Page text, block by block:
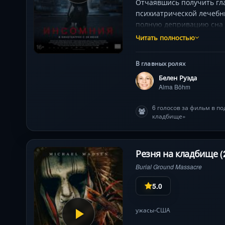
Отчаявшись получить
психиатрической
полную депривацию сна
мрачные тайны
Читать полностью
В главных ролях
Белен Руэда
Alma Böhm
6 голосов за фильм в
кладбище»
Резня на кладбище
Burial Ground Massacre
5.0
ужасы•США